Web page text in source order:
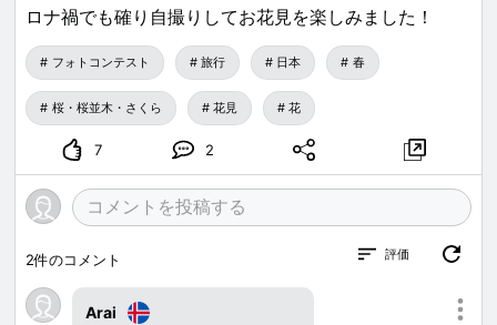
ロナ禍でも確り自撮りしてお花見を楽しみました！
フォトコンテスト 旅行 日本 春
桜・桜並木・さくら 花見 花
7 2
2件のコメント 評価
Arai